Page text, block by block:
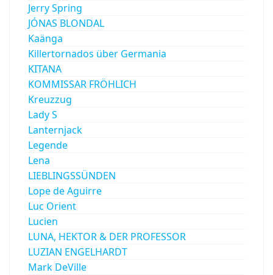
Jerry Spring
JÓNAS BLONDAL
Kaänga
Killertornados über Germania
KITANA
KOMMISSAR FRÖHLICH
Kreuzzug
Lady S
Lanternjack
Legende
Lena
LIEBLINGSSÜNDEN
Lope de Aguirre
Luc Orient
Lucien
LUNA, HEKTOR & DER PROFESSOR
LUZIAN ENGELHARDT
Mark DeVille